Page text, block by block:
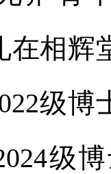
在相辉
级博
级